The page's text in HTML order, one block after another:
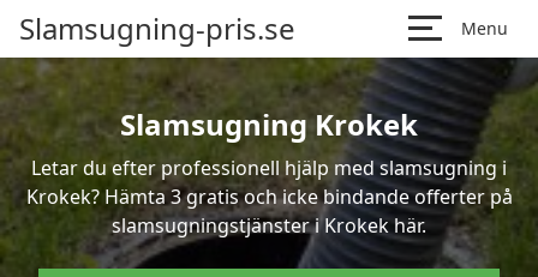
Slamsugning-pris.se Menu
Slamsugning Krokek
Letar du efter professionell hjälp med slamsugning i
Krokek? Hämta 3 gratis och icke bindande offerter på
slamsugningstjänster i Krokek här.